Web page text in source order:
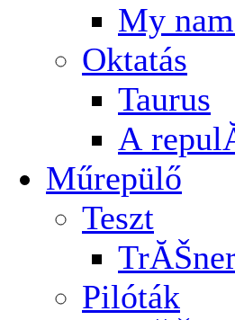
My
Oktatás
Taurus
A
Műrepülő
Teszt
Pilóták